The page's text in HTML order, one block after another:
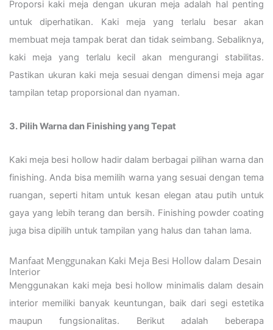
Proporsi kaki meja dengan ukuran meja adalah hal penting
untuk diperhatikan. Kaki meja yang terlalu besar akan
membuat meja tampak berat dan tidak seimbang. Sebaliknya,
kaki meja yang terlalu kecil akan mengurangi stabilitas.
Pastikan ukuran kaki meja sesuai dengan dimensi meja agar
tampilan tetap proporsional dan nyaman.
3. Pilih Warna dan Finishing yang Tepat
Kaki meja besi hollow hadir dalam berbagai pilihan warna dan
finishing. Anda bisa memilih warna yang sesuai dengan tema
ruangan, seperti hitam untuk kesan elegan atau putih untuk
gaya yang lebih terang dan bersih. Finishing powder coating
juga bisa dipilih untuk tampilan yang halus dan tahan lama.
Manfaat Menggunakan Kaki Meja Besi Hollow dalam Desain
Interior
Menggunakan kaki meja besi hollow minimalis dalam desain
interior memiliki banyak keuntungan, baik dari segi estetika
maupun fungsionalitas. Berikut adalah beberapa